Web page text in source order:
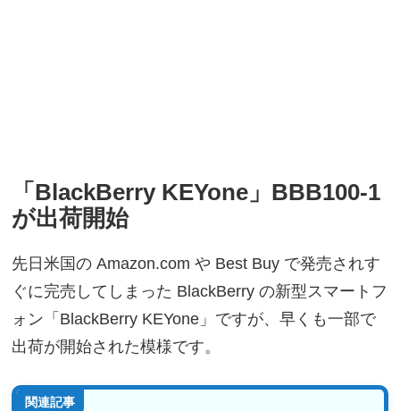
「BlackBerry KEYone」BBB100-1
が出荷開始
先日米国の Amazon.com や Best Buy で発売されす
ぐに完売してしまった BlackBerry の新型スマートフ
ォン「BlackBerry KEYone」ですが、早くも一部で
出荷が開始された模様です。
関連記事